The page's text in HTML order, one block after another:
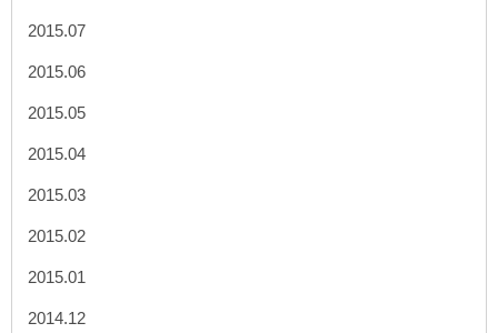
2015.07
2015.06
2015.05
2015.04
2015.03
2015.02
2015.01
2014.12